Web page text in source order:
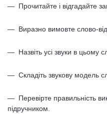
— Прочитайте і відгадайте
— Виразно вимовте слово-
— Назвіть усі звуки в цьому
— Складіть звукову модель
— Перевірте правильність
підручником.